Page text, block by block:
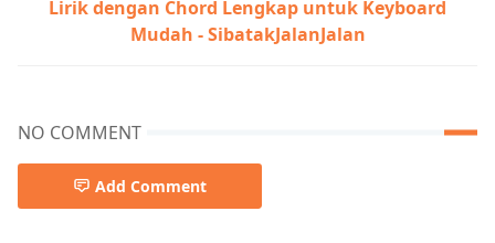
Lirik dengan Chord Lengkap untuk Keyboard
Mudah - SibatakJalanJalan
NO COMMENT
Add Comment